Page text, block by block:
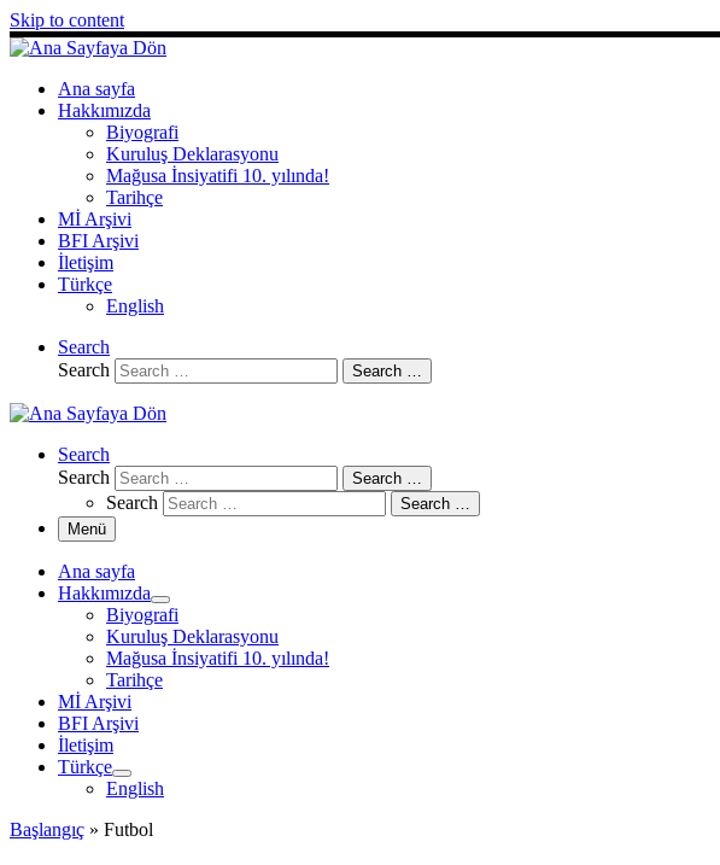
Skip to content
Ana sayfa
Hakkımızda
Biyografi
Kuruluş Deklarasyonu
Mağusa İnsiyatifi 10. yılında!
Tarihçe
Mİ Arşivi
BFI Arşivi
İletişim
Türkçe
English
Search
Search
Search …
Search
Search
Search …
Search
Search …
Menü
Ana sayfa
Hakkımızda
Biyografi
Kuruluş Deklarasyonu
Mağusa İnsiyatifi 10. yılında!
Tarihçe
Mİ Arşivi
BFI Arşivi
İletişim
Türkçe
English
Başlangıç » Futbol